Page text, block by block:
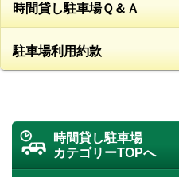
時間貸し駐車場Ｑ＆Ａ
駐車場利用約款
時間貸し駐車場
カテゴリーTOPへ